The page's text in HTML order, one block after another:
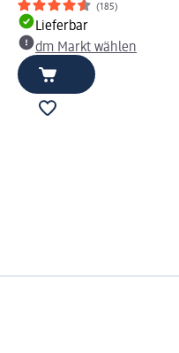
(185)
Lieferbar
dm Markt wählen